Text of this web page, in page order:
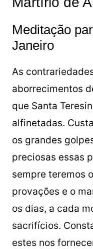
Meditação
Janeiro
As
aborrecimentos
que Santa
alfinetadas.
os grandes
preciosas essas
sempre teremos
provações e o
os dias, a cada
sacrifícios.
estes nos